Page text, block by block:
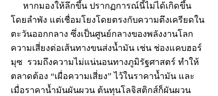
หากมองให้ลึกขึ้น ปรากฏการณ์นี้ไม่ได้เกิดขึ้น
โดยลำพัง แต่เชื่อมโยงโดยตรงกับความตึงเครียดใน
ตะวันออกกลาง ซึ่งเป็นศูนย์กลางของพลังงานโลก
ความเสี่ยงต่อเส้นทางขนส่งน้ำมัน เช่น ช่องแคบฮอร์
มุซ รวมถึงความไม่แน่นอนทางภูมิรัฐศาสตร์ ทำให้
ตลาดต้อง “เผื่อความเสี่ยง” ไว้ในราคาน้ำมัน และ
เมื่อราคาน้ำมันผันผวน ต้นทุนโลจิสติกส์ก็ผันผวน